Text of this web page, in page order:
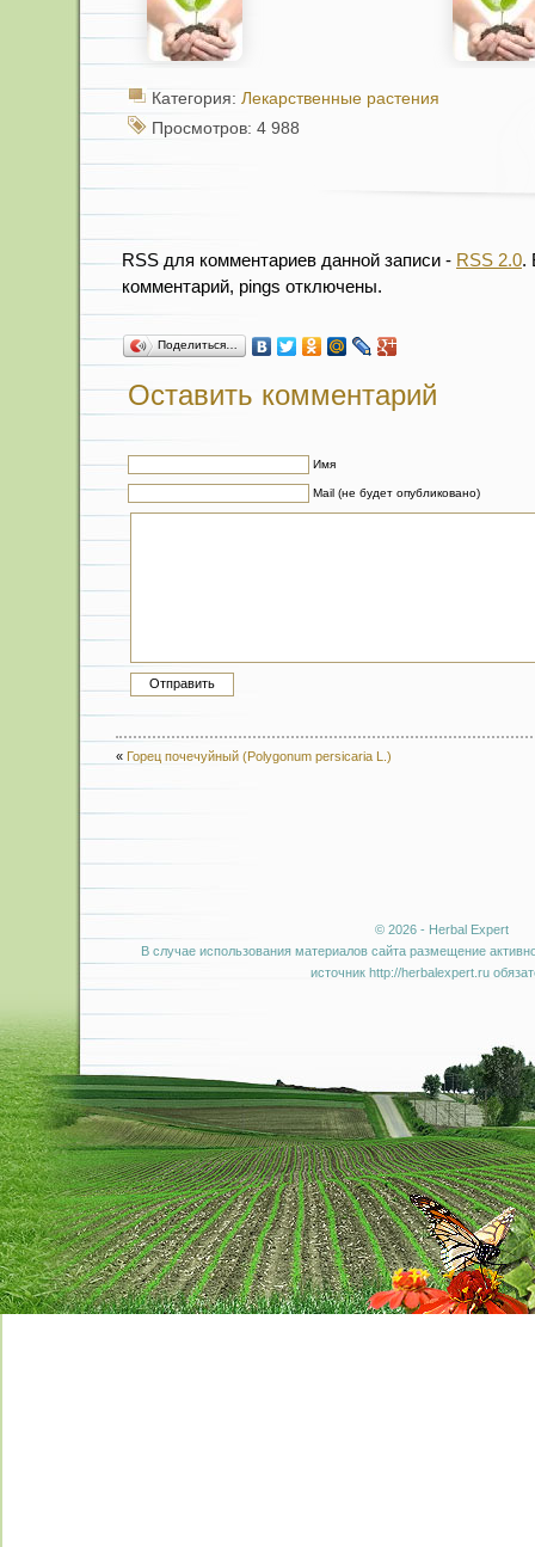
Категория: Лекарственные растения
Просмотров: 4 988
RSS для комментариев данной записи - RSS 2.0.
комментарий, pings отключены.
Поделиться…
Оставить комментарий
Имя
Mail (не будет опубликовано)
« Горец почечуйный (Polygonum persicaria L.)
© 2026 - Herbal Expert
В случае использования материалов сайта размещение
источник http://herbalexpert.ru